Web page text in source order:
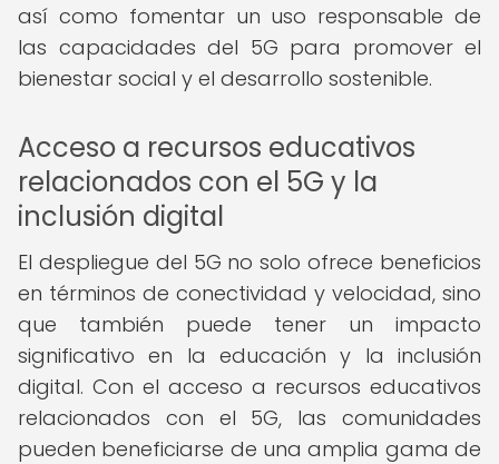
así como fomentar un uso responsable de
las capacidades del 5G para promover el
bienestar social y el desarrollo sostenible.
Acceso a recursos educativos
relacionados con el 5G y la
inclusión digital
El despliegue del 5G no solo ofrece beneficios
en términos de conectividad y velocidad, sino
que también puede tener un impacto
significativo en la educación y la inclusión
digital. Con el acceso a recursos educativos
relacionados con el 5G, las comunidades
pueden beneficiarse de una amplia gama de